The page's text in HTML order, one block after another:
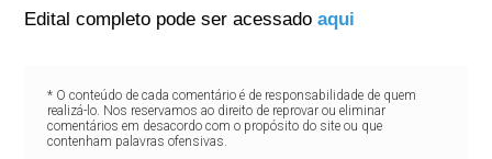
Edital completo pode ser acessadoaqui
* O conteúdo de cada comentário é de responsabilidade de quem
realizá-lo. Nos reservamos ao direito de reprovar ou eliminar
comentários em desacordo com o propósito do site ou que
contenham palavras ofensivas.